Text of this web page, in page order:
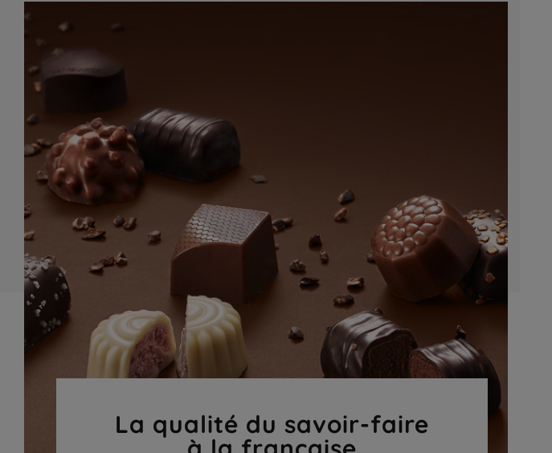
La qualité du savoir-faire